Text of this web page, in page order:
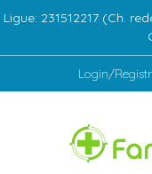
Ligue: 231512217 (Ch.
Login/